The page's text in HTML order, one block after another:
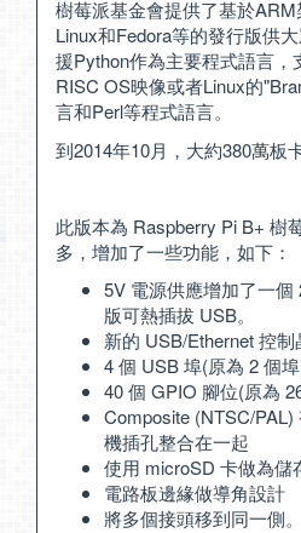
樹莓派基金會提供了基於
Linux和Fedora等的發行版供
援Python作為主要程式語言，
RISC OS映像或者Linux的
言和Perl等程式語言。
到2014年10月，大約380萬板
此版本為 Raspberry Pi B+ 樹
多，增加了一些功能，如下：
5V 電源供應增加了一
版可熱插拔 USB。
新的 USB/Ethernet 控制
4 個 USB 埠(原為 2 個
40 個 GPIO 腳位(原為
Composite (NTSC/
機插孔整合在一起
使用 microSD 卡做為儲
電路板邊緣做導角設計
將多個接頭移到同一側。